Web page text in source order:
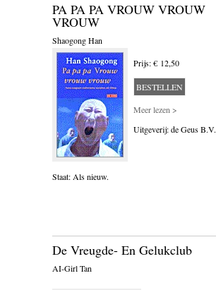
BOEKENWEEK GESCHENK
BRIEVEN
CARTOONS
COLUMNS
DONATEURS LITERAIR
NEDERLAND
PA PA PA VROUW VROUW
VROUW
Shaogong Han
Prijs: € 12,50
BESTELLEN
Meer lezen >
Uitgeverij: de Geus B.V.
Staat: Als nieuw.
De Vreugde- En Gelukclub
AI-Girl Tan